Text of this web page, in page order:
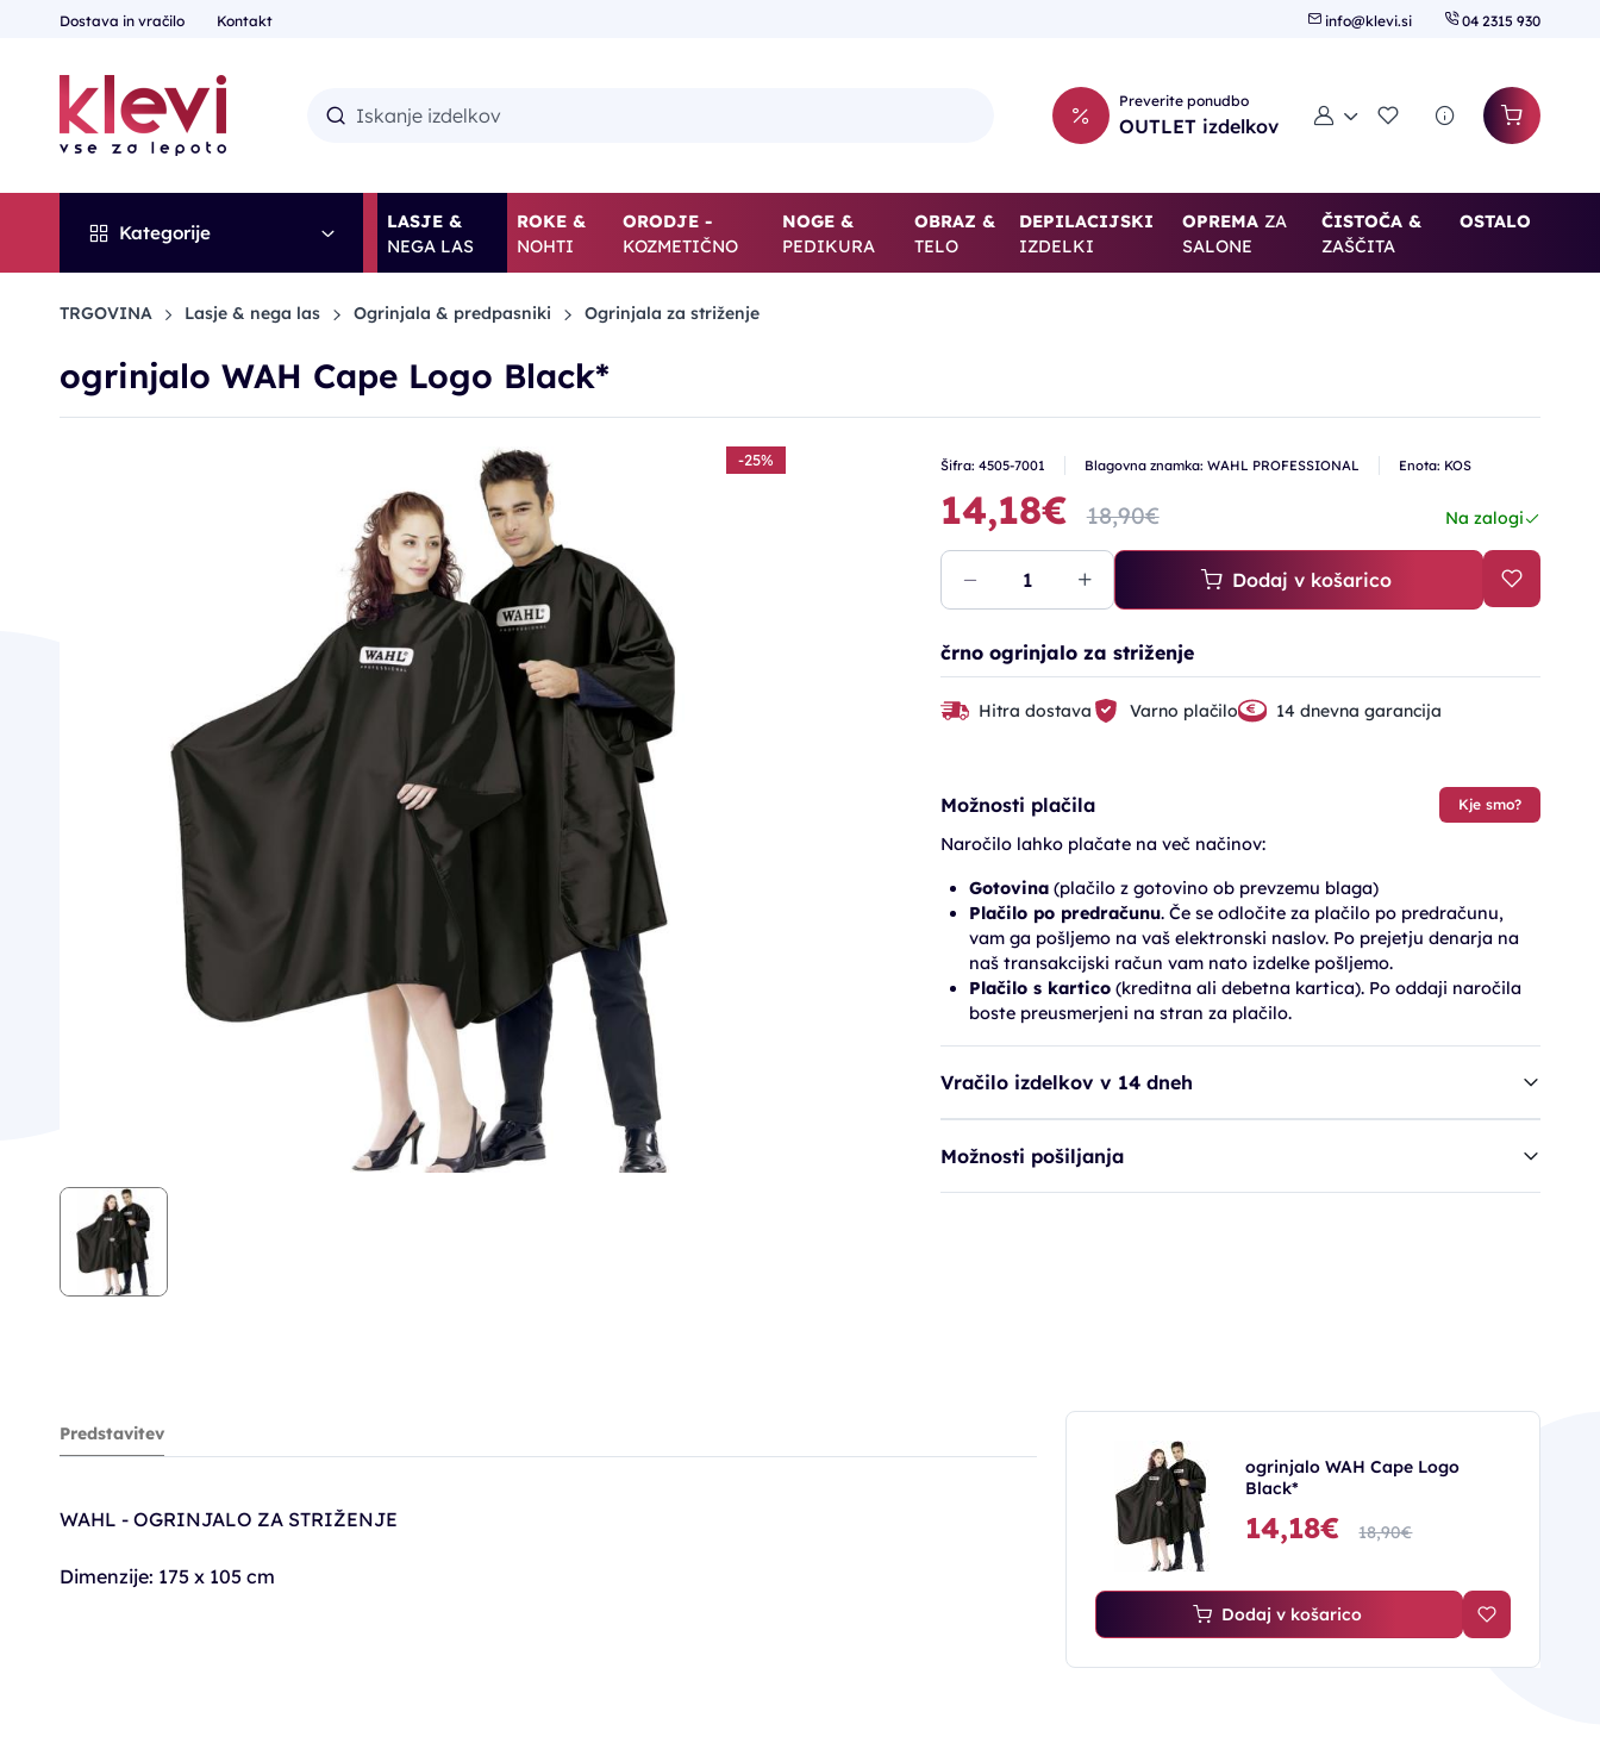
Dostava in vračilo Kontakt info@klevi.si 04 2315 930
Preverite ponudbo
OUTLET izdelkov Moj računSeznam želja
Kategorije
LASJE &
NEGA LAS
ROKE &
NOHTI
ORODJE -
KOZMETIČNO
NOGE &
PEDIKURA
OBRAZ &
TELO
DEPILACIJSKI
IZDELKI
OPREMAZA
SALONE
ČISTOČA &
ZAŠČITA
OSTALO
TRGOVINA Lasje & nega las Ogrinjala & predpasniki Ogrinjala za striženje
ogrinjalo WAH Cape Logo Black*
-25% Šifra: 4505-7001 Blagovna znamka: WAHL PROFESSIONAL Enota: KOS
14,18€ 18,90€ Na zalogi
Dodaj v košarico
črno ogrinjalo za striženje
Hitra dostava Varno plačilo 14 dnevna garancija
Možnosti plačila Kje smo?
Naročilo lahko plačate na več načinov:
Gotovina(plačilo z gotovino ob prevzemu blaga)
Plačilo po predračunu. Če se odločite za plačilo po predračunu,
vam ga pošljemo na vaš elektronski naslov. Po prejetju denarja na
naš transakcijski račun vam nato izdelke pošljemo.
Plačilo s kartico(kreditna ali debetna kartica). Po oddaji naročila
boste preusmerjeni na stran za plačilo.
Vračilo izdelkov v 14 dneh
Možnosti pošiljanja
Predstavitev
WAHL - OGRINJALO ZA STRIŽENJE
Dimenzije: 175 x 105 cm
ogrinjalo WAH Cape Logo
Black*
14,18€ 18,90€
Dodaj v košarico